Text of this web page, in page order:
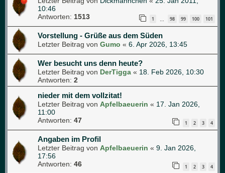
10:46
Antworten: 1513 1 98 99 100 101
Vorstellung - Grüße aus dem Süden
Letzter Beitrag von Gumo « 6. Apr 2026, 13:45
Wer besucht uns denn heute?
Letzter Beitrag von DerTigga « 18. Feb 2026, 10:30
Antworten: 2
nieder mit dem vollzitat!
Letzter Beitrag von Apfelbaeuerin « 17. Jan 2026,
11:00
Antworten: 47 1 2 3 4
Angaben im Profil
Letzter Beitrag von Apfelbaeuerin « 9. Jan 2026,
17:56
Antworten: 46 1 2 3 4